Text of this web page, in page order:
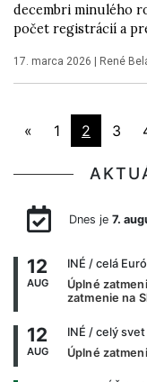
decembri minulého
počet registrácií a
17. marca 2026 | René
« 1 2 3
Dnes je 7.
12
AUG
INÉ / celá
Úplné
zatmenie na
12
AUG
INÉ / celý svet
Úplné